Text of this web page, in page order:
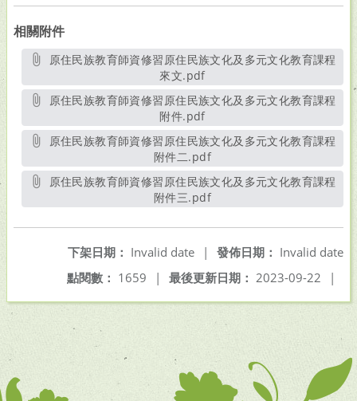
相關附件
來文.pdf另開新視窗
附件.pdf另開新視窗
附件二.pdf另開新視窗
附件三.pdf另開新視窗
發佈日期： Invalid date
下架日期： Invalid date
|
最後更新日期： 2023-09-22 |
點閱數： 1659 |